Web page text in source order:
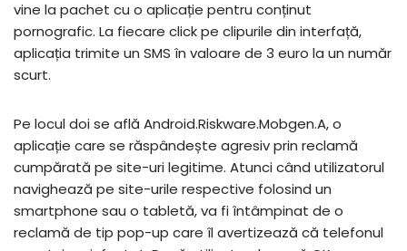
vine la pachet cu o aplicație pentru conținut
pornografic. La fiecare click pe clipurile din interfață,
aplicația trimite un SMS în valoare de 3 euro la un număr
scurt.
Pe locul doi se află Android.Riskware.Mobgen.A, o
aplicație care se răspândește agresiv prin reclamă
cumpărată pe site-uri legitime. Atunci când utilizatorul
navighează pe site-urile respective folosind un
smartphone sau o tabletă, va fi întâmpinat de o
reclamă de tip pop-up care îl avertizează că telefonul